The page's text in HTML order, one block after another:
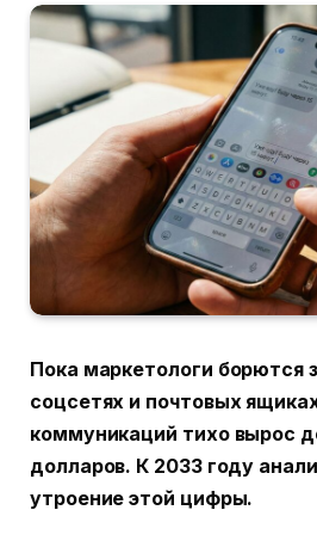
Пока маркетологи борются
соцсетях и почтовых
коммуникаций тихо вырос
долларов. К 2033 году
утроение этой цифры.